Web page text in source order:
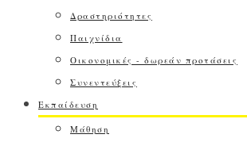
Δραστηριότητες
Παιχνίδια
Οικονομικές - δωρεάν προτάσεις
Συνεντεύξεις
Εκπαίδευση
Μάθηση